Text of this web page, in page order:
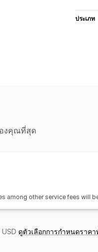
ประเภท
งคุณที่สุด
among other service fees will
ดูตัวเลือกการกำหนดราค